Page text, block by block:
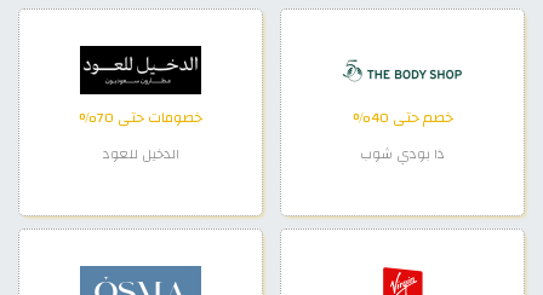
خصم حتى 40%
ذا بودي شوب
خصومات حتى 70%
الدخيل للعود